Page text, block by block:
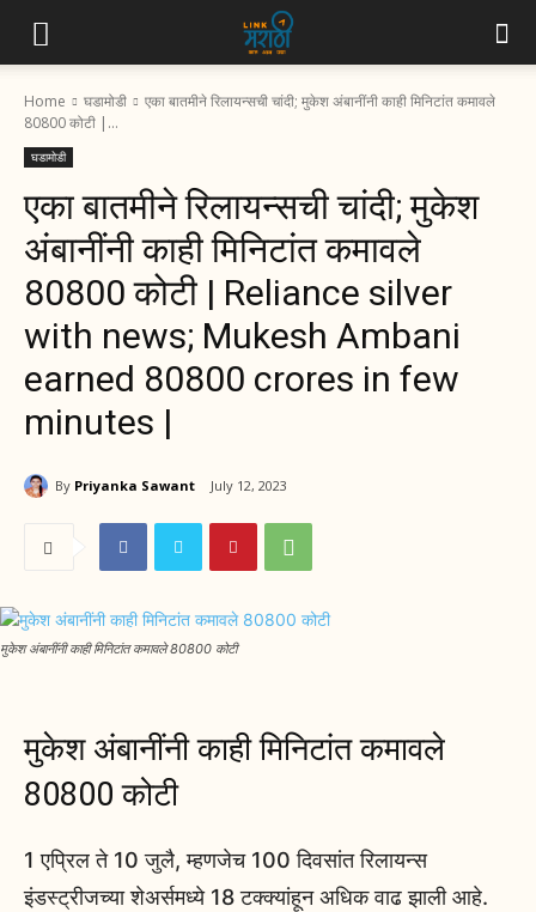
Home घडामोडी
एका बातमीने रिलायन्सची चांदी; मुकेश अंबानींनी काही मिनिटांत कमावले
80800 कोटी |...
घडामोडी
एका बातमीने रिलायन्सची चांदी; मुकेश
अंबानींनी काही मिनिटांत कमावले
80800 कोटी | Reliance silver
with news; Mukesh Ambani
earned 80800 crores in few
minutes |
By Priyanka Sawant July 12, 2023
मुकेश अंबानींनी काही मिनिटांत कमावले 80800 कोटी
मुकेश अंबानींनी काही मिनिटांत कमावले
80800 कोटी
1 एप्रिल ते 10 जुलै, म्हणजेच 100 दिवसांत रिलायन्स
इंडस्ट्रीजच्या शेअर्समध्ये 18 टक्क्यांहून अधिक वाढ झाली आहे.